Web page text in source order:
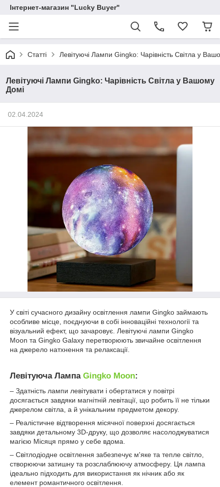
Інтернет-магазин "Lucky Buyer"
Статті Левітуючі Лампи Gingko: Чарівність Світла у
Левітуючі Лампи Gingko: Чарівність Світла у Вашому
Домі
02.04.2024
У світі сучасного дизайну освітлення лампи Gingko займають
особливе місце, поєднуючи в собі інноваційні технології та
візуальний ефект, що зачаровує. Левітуючі лампи Gingko
Moon та Gingko Galaxy перетворюють звичайне освітлення
на джерело натхнення та релаксації.
Левітуюча Лампа Gingko Moon:
– Здатність лампи левітувати і обертатися у повітрі
досягається завдяки магнітній левітації, що робить її не тільки
джерелом світла, а й унікальним предметом декору.
– Реалістичне відтворення місячної поверхні досягається
завдяки детальному 3D-друку, що дозволяє насолоджуватися
магією Місяця прямо у себе вдома.
– Світлодіодне освітлення забезпечує м'яке та тепле світло,
створюючи затишну та розслаблюючу атмосферу. Ця лампа
ідеально підходить для використання як нічник або як
елемент романтичного освітлення.